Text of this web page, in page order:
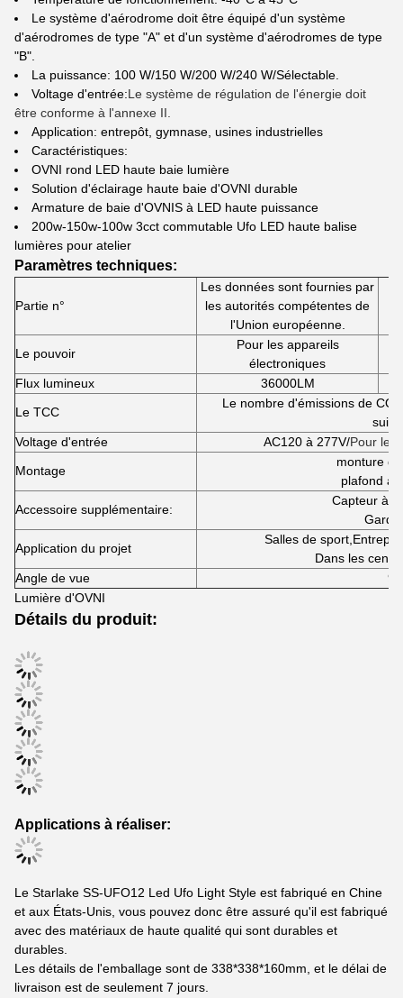
Le système d'aérodrome doit être équipé d'un système
d'aérodromes de type "A" et d'un système d'aérodromes de type
"B".
La puissance: 100 W/150 W/200 W/240 W/Sélectable.
Voltage d'entrée:Le système de régulation de l'énergie doit
être conforme à l'annexe II.
Application: entrepôt, gymnase, usines industrielles
Caractéristiques:
OVNI rond LED haute baie lumière
Solution d'éclairage haute baie d'OVNI durable
Armature de baie d'OVNIS à LED haute puissance
200w-150w-100w 3cct commutable Ufo LED haute balise
lumières pour atelier
Paramètres techniques:
Partie n°
Les données sont fournies par
les autorités compétentes de
l'Union européenne.
Le pouvoir
Pour les appareils
électroniques
Flux lumineux
36000LM
Le TCC
Le nombre d'émissions de
Voltage d'entrée
AC120 à 277V/Pour les
Montage
monture
plafond
Accessoire supplémentaire:
Capteur à
Garde
Application du projet
Salles de sport,
Dans les
Angle de vue
Lumière d'OVNI
Détails du produit:
Applications à réaliser:
Le Starlake SS-UFO12 Led Ufo Light Style est fabriqué en Chine
et aux États-Unis, vous pouvez donc être assuré qu'il est fabriqué
avec des matériaux de haute qualité qui sont durables et
durables.
Les détails de l'emballage sont de 338*338*160mm, et le délai de
livraison est de seulement 7 jours.